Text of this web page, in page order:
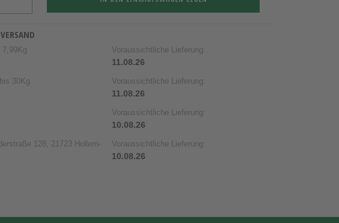
Voraussichtliche Lieferung:
11.08.26
30Kg Voraussichtliche Lieferung:
11.08.26
Voraussichtliche Lieferung:
10.08.26
128, 21723 Hollern-
Voraussichtliche Lieferung:
10.08.26